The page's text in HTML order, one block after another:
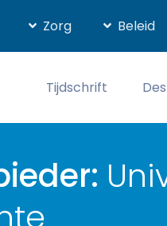
Zorg Beleid
Tijdschrift